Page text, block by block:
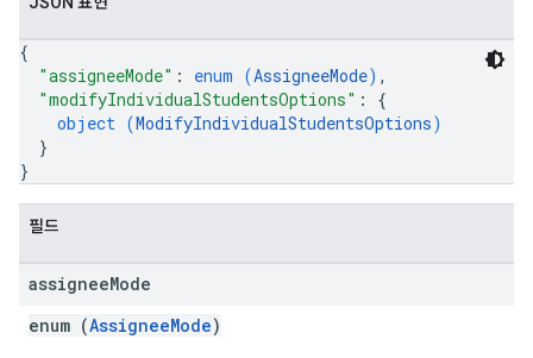
{
"assigneeMode" : enum (AssigneeMode) ,
"modifyIndividualStudentsOptions" : {
object (ModifyIndividualStudentsOptions)
}
}
필드
assigneeMode
enum (AssigneeMode)